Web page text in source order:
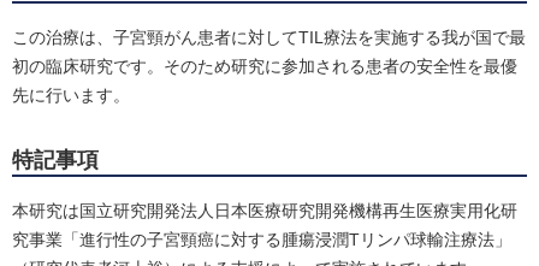
この治療は、子宮頸がん患者に対してTIL療法を実施する我が国で最
初の臨床研究です。そのため研究に参加される患者の安全性を最優
先に行います。
特記事項
本研究は国立研究開発法人日本医療研究開発機構再生医療実用化研
究事業「進行性の子宮頸癌に対する腫瘍浸潤Tリンパ球輸注療法」